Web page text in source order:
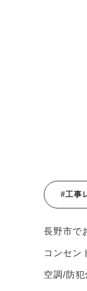
#工事
長野市で
コンセン
空調/防